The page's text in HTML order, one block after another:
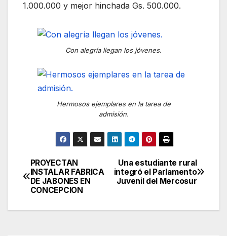
1.000.000 y mejor hinchada Gs. 500.000.
Con alegría llegan los jóvenes.
Hermosos ejemplares en la tarea de
admisión.
Navegación
de
entradas
Una estudiante rural
integró el Parlamento
Juvenil del Mercosur
PROYECTAN
INSTALAR FABRICA
DE JABONES EN
CONCEPCION